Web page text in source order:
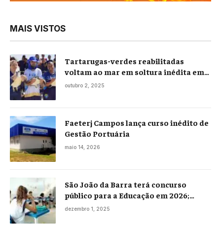
MAIS VISTOS
Tartarugas-verdes reabilitadas
voltam ao mar em soltura inédita em
Praia Seca
outubro 2, 2025
Faeterj Campos lança curso inédito de
Gestão Portuária
maio 14, 2026
São João da Barra terá concurso
público para a Educação em 2026;
projeto já está na Câmara
dezembro 1, 2025